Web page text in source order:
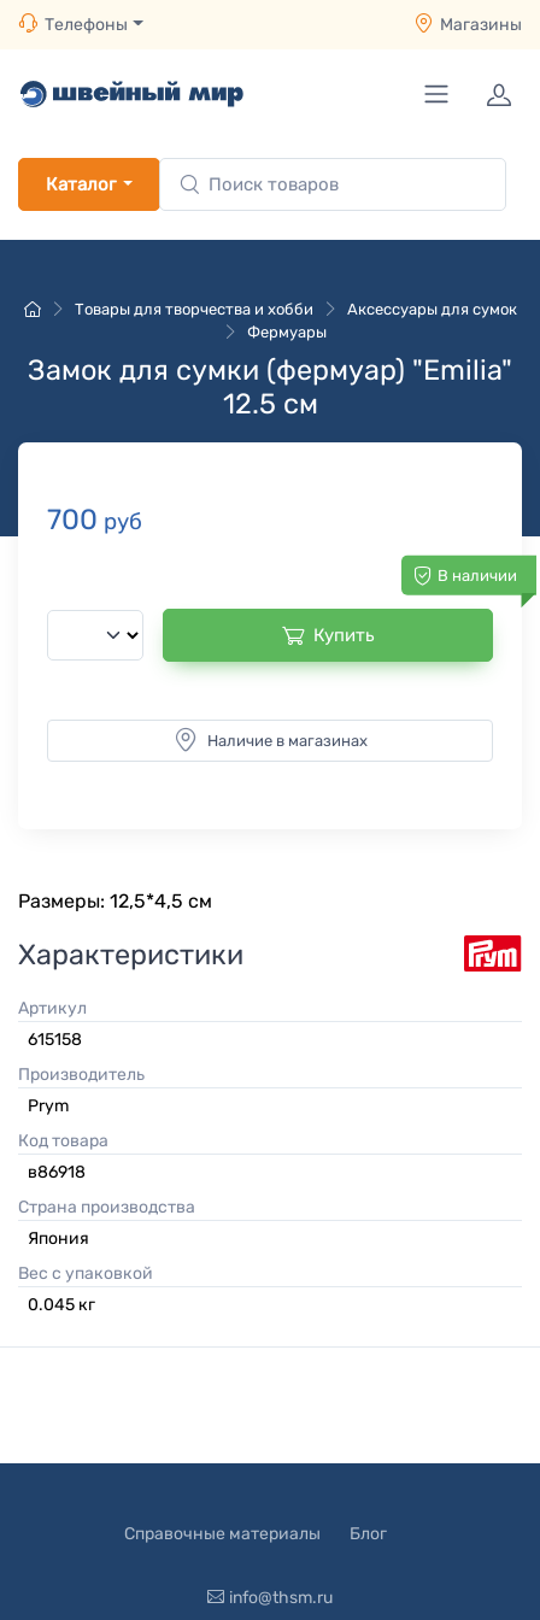
Телефоны Магазины
Каталог
Товары для творчества и хобби
Аксессуары для сумок
Фермуары
Замок для сумки (фермуар) "Emilia"
12.5 см
700 руб
В наличии
Купить
Наличие в магазинах
Размеры: 12,5*4,5 см
Характеристики
Артикул
615158
Производитель
Prym
Код товара
в86918
Страна производства
Япония
Вес с упаковкой
0.045 кг
Справочные материалы Блог
info@thsm.ru